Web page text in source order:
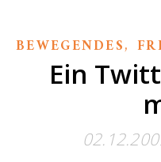
BEWEGENDES,
Ein